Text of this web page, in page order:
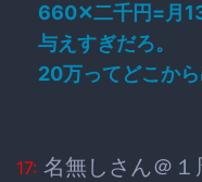
660✕二千円=月
与えすぎだろ。
20万ってどこか
17: 名無しさん＠１